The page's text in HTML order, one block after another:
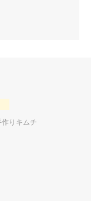
りキムチ